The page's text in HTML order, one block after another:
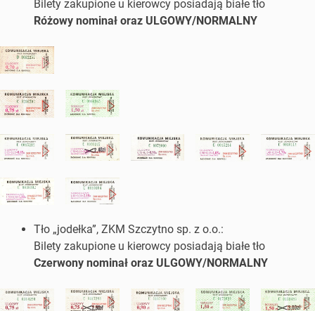
Bilety zakupione u kierowcy posiadają białe tło
Różowy nominał oraz ULGOWY/NORMALNY
Tło „jodełka”, ZKM Szczytno sp. z o.o.:
Bilety zakupione u kierowcy posiadają białe tło
Czerwony nominał oraz ULGOWY/NORMALNY